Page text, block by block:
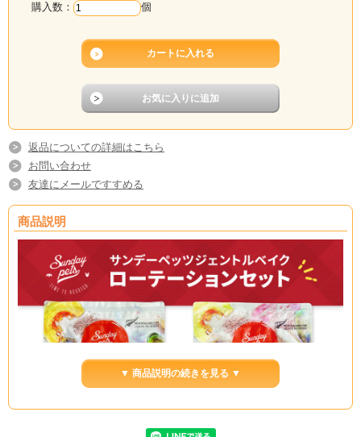
購入数： 個
返品についての詳細はこちら
お問い合わせ
友達にメールですすめる
商品説明
▼ 商品説明の続きを見る ▼